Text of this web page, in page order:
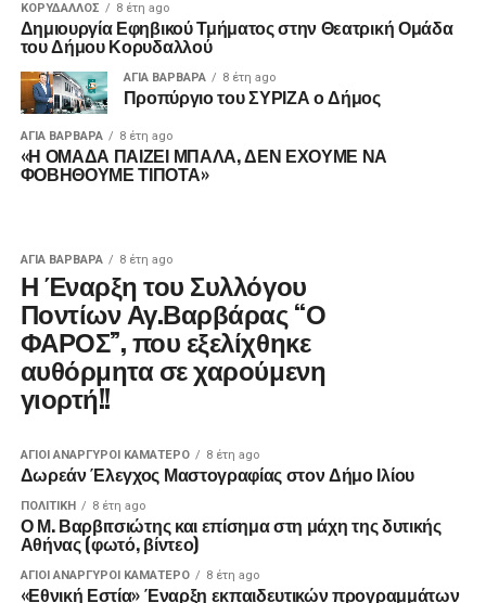
ΚΟΡΥΔΑΛΛΟΣ 8 έτη ago
Δημιουργία Εφηβικού Τμήματος στην Θεατρική Ομάδα
του Δήμου Κορυδαλλού
ΑΓΙΑ ΒΑΡΒΑΡΑ 8 έτη ago
Προπύργιο του ΣΥΡΙΖΑ ο Δήμος
ΑΓΙΑ ΒΑΡΒΑΡΑ 8 έτη ago
«Η ΟΜΑΔΑ ΠΑΙΖΕΙ ΜΠΑΛΑ, ΔΕΝ ΕΧΟΥΜΕ ΝΑ
ΦΟΒΗΘΟΥΜΕ ΤΙΠΟΤΑ»
ΑΓΙΑ ΒΑΡΒΑΡΑ 8 έτη ago
Η Έναρξη του Συλλόγου
Ποντίων Αγ.Βαρβάρας “Ο
ΦΑΡΟΣ”, που εξελίχθηκε
αυθόρμητα σε χαρούμενη
γιορτή!!
ΑΓΙΟΙ ΑΝΑΡΓΥΡΟΙ ΚΑΜΑΤΕΡΟ 8 έτη ago
Δωρεάν Έλεγχος Μαστογραφίας στον Δήμο Ιλίου
ΠΟΛΙΤΙΚΉ 8 έτη ago
Ο Μ. Βαρβιτσιώτης και επίσημα στη μάχη της δυτικής
Αθήνας (φωτό, βίντεο)
ΑΓΙΟΙ ΑΝΑΡΓΥΡΟΙ ΚΑΜΑΤΕΡΟ 8 έτη ago
«Εθνική Εστία» Έναρξη εκπαιδευτικών προγραμμάτων